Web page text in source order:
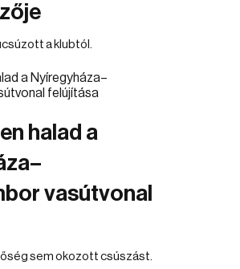
a klubtól.
halad a
vasútvonal
sem okozott csúszást.